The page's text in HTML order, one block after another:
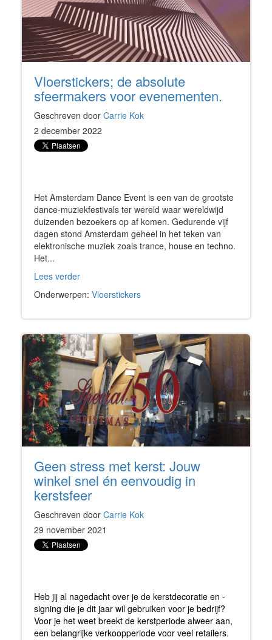
Vloerstickers; de absolute
sfeermakers voor evenementen.
Geschreven door Carrie Kok
2 december 2022
Het Amsterdam Dance Event is een van de grootste
dance-muziekfestivals ter wereld waar wereldwijd
duizenden bezoekers op af komen. Gedurende vijf
dagen stond Amsterdam geheel in het teken van
elektronische muziek zoals trance, house en techno.
Het...
Lees verder
Onderwerpen: Vloerstickers
Geen stress met kerst: Jouw
winkel snel én eenvoudig in
kerstsfeer
Geschreven door Carrie Kok
29 november 2021
Heb jij al nagedacht over je de kerstdecoratie en -
signing die je dit jaar wil gebruiken voor je bedrijf?
Voor je het weet breekt de kerstperiode alweer aan,
een belangrijke verkoopperiode voor veel retailers.